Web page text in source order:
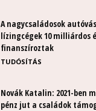
A nagycsaládosok
lízingcégek 10 milliárdos
finanszíroztak
TUDÓSÍTÁS
Novák Katalin: 2021-ben
pénz jut a családok